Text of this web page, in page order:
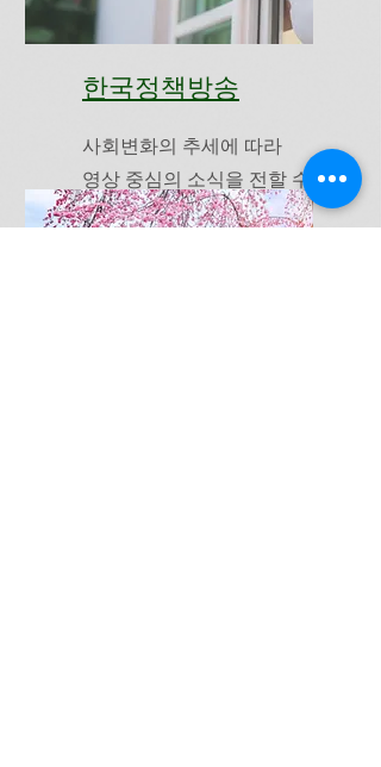
한국정책방송
사회변화의 추세에 따라
​영상 중심의 소식을 전할 수
있도록 함.